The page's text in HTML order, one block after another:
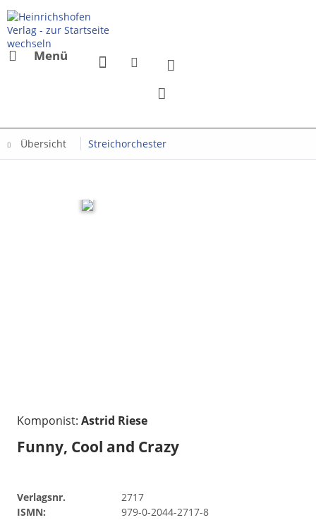
Menü
Übersicht Streichorchester
Komponist: Astrid Riese
Funny, Cool and Crazy
Verlagsnr.
2717
ISMN:
979-0-2044-2717-8